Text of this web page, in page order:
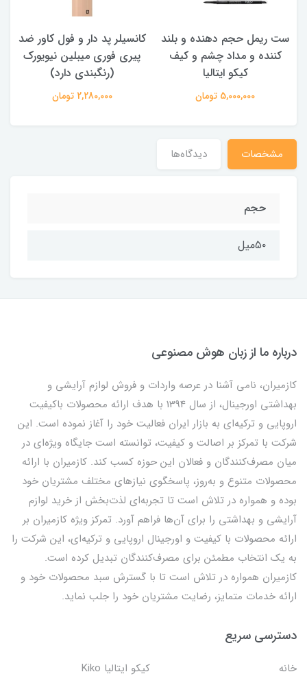
ست ریمل حجم دهنده و بلند
کننده و مداد چشم و کیف
کیکو ایتالیا
5,000,000 تومان
کانسیلر پد دار و فول کاور ضد
پیری فوری میبلین نیویورک
(رنگبندی دارد)
2,280,000 تومان
مشخصات دیدگاه‌ها
حجم
۵۰میل
درباره ما از زبان هوش مصنوعی
کازمیران، نامی آشنا در عرصه واردات و فروش لوازم آرایشی و
بهداشتی اورجینال، از سال 1394 با هدف ارائه محصولات باکیفیت
اروپایی و ترکیه‌ای به بازار ایران فعالیت خود را آغاز نموده است. این
شرکت با تمرکز بر اصالت و کیفیت، توانسته است جایگاه ویژه‌ای در
میان مصرف‌کنندگان و فعالان این حوزه کسب کند. کازمیران با ارائه
محصولات متنوع و به‌روز، پاسخگوی نیازهای مختلف مشتریان خود
بوده و همواره در تلاش است تا تجربه‌ای لذت‌بخش از خرید لوازم
آرایشی و بهداشتی را برای آن‌ها فراهم آورد. تمرکز ویژه کازمیران بر
ارائه محصولات با کیفیت و اورجینال اروپایی و ترکیه‌ای، این شرکت را
به یک انتخاب مطمئن برای مصرف‌کنندگان تبدیل کرده است.
کازمیران همواره در تلاش است تا با گسترش سبد محصولات خود و
ارائه خدمات متمایز، رضایت مشتریان خود را جلب نماید.
دسترسی سریع
خانه کیکو ایتالیا Kiko